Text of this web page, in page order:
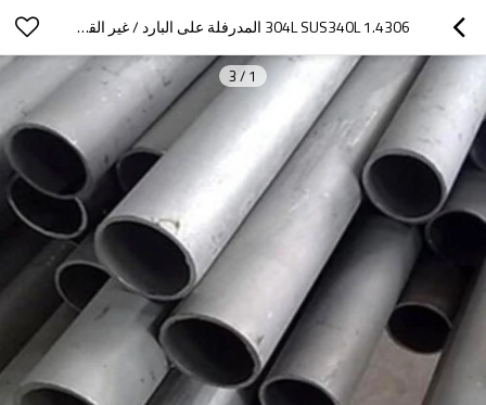
1.4306 304L SUS340L المدرفلة على البارد / غير القابل للصدأ أنابيب الصلب غير الملحومة
1
/
3